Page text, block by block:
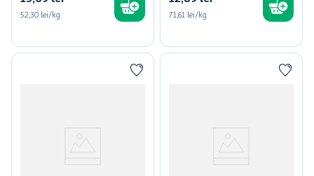
52,30 lei/kg 71,61 lei/kg